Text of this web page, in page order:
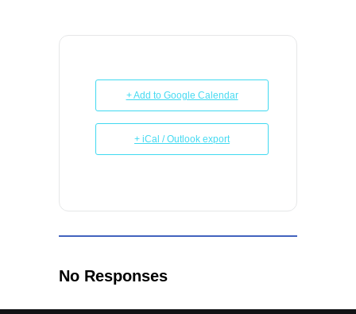
+ Add to Google Calendar
+ iCal / Outlook export
No Responses